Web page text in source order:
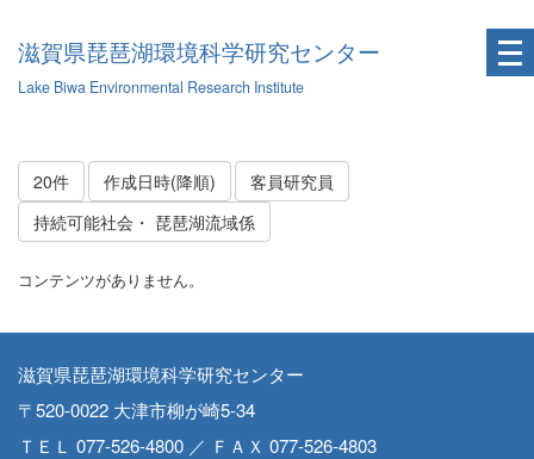
滋賀県琵琶湖環境科学研究センター
Lake Biwa Environmental Research Institute
20件 作成日時(降順)
客員研究員
持続可能社会・ 琵琶湖流域係
コンテンツがありません。
滋賀県琵琶湖環境科学研究センター
〒520-0022 大津市柳が崎5-34
ＴＥＬ 077-526-4800 ／ ＦＡＸ 077-526-4803